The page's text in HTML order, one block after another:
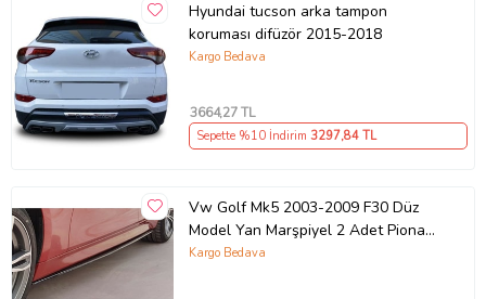
Hyundai tucson arka tampon
koruması difüzör 2015-2018
Kargo Bedava
3664,27 TL
Sepette %10 İndirim 3297,84 TL
Vw Golf Mk5 2003-2009 F30 Düz
Model Yan Marşpiyel 2 Adet Piona
Black
Kargo Bedava